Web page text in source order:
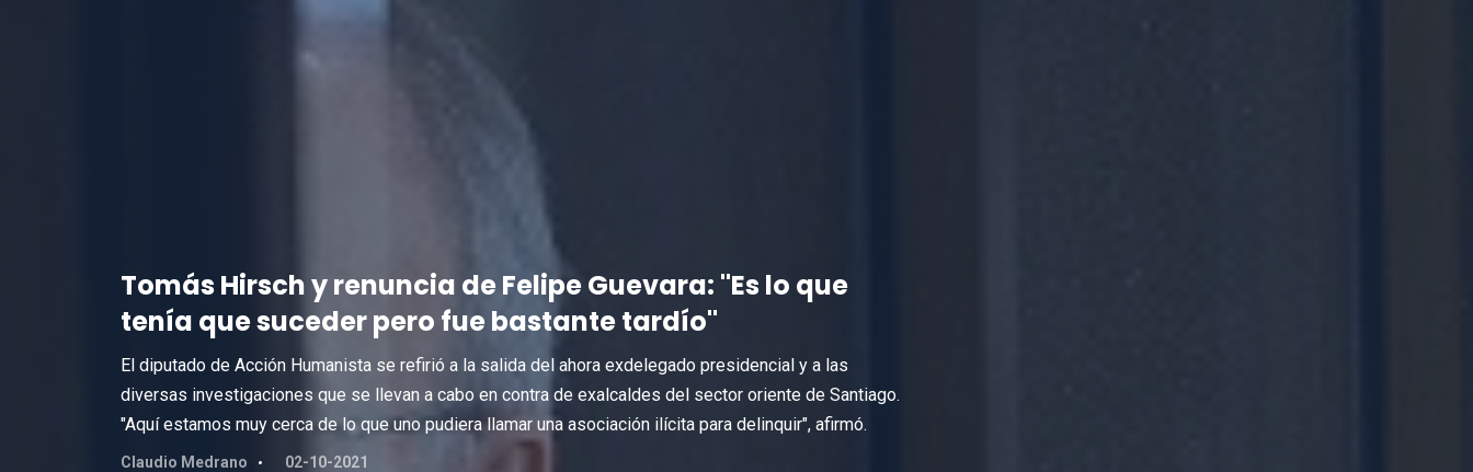
Tomás Hirsch y renuncia de Felipe Guevara: "Es lo que
tenía que suceder pero fue bastante tardío"
El diputado de Acción Humanista se refirió a la salida del ahora exdelegado presidencial y a las
diversas investigaciones que se llevan a cabo en contra de exalcaldes del sector oriente de Santiago.
"Aquí estamos muy cerca de lo que uno pudiera llamar una asociación ilícita para delinquir", afirmó.
Claudio Medrano 02-10-2021